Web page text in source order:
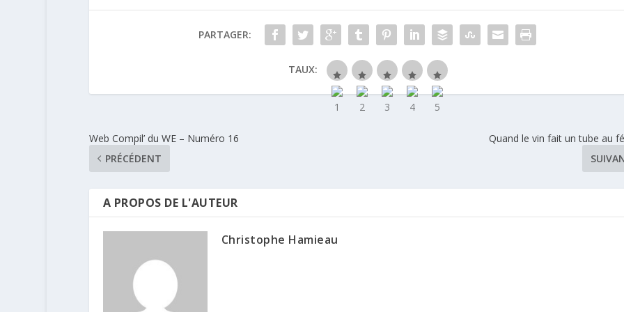
PARTAGER:
TAUX:
Web Compil’ du WE – Numéro 16
PRÉCÉDENT
Quand le vin fait un tube au
A PROPOS DE L'AUTEUR
Christophe Hamieau